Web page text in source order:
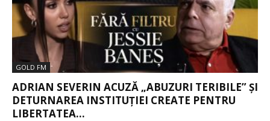
GOLD FM
ADRIAN SEVERIN ACUZĂ „ABUZURI TERIBILE” ȘI
DETURNAREA INSTITUȚIEI CREATE PENTRU
LIBERTATEA...